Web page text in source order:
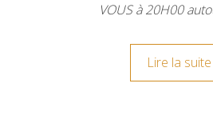
VOUS à 20H00
Lire la suite